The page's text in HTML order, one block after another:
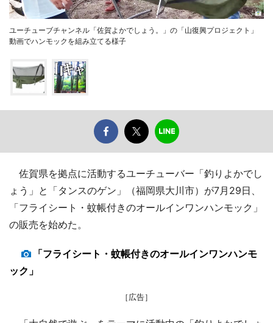
ユーチューブチャンネル「佐賀よかでしょう。」の「山復興プロジェクト」
動画でハンモックを組み立てる様子
佐賀県を拠点に活動するユーチューバー「釣りよかでし
ょう」と「タンスのゲン」（福岡県大川市）が7月29日、
「フライシート・蚊帳付きのオールインワンハンモック」
の販売を始めた。
「フライシート・蚊帳付きのオールインワンハンモ
ック」
［広告］